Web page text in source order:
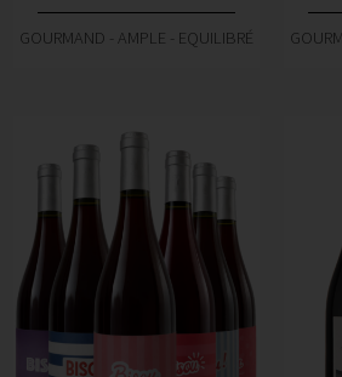
GOURMAND - AMPLE - EQUILIBRÉ